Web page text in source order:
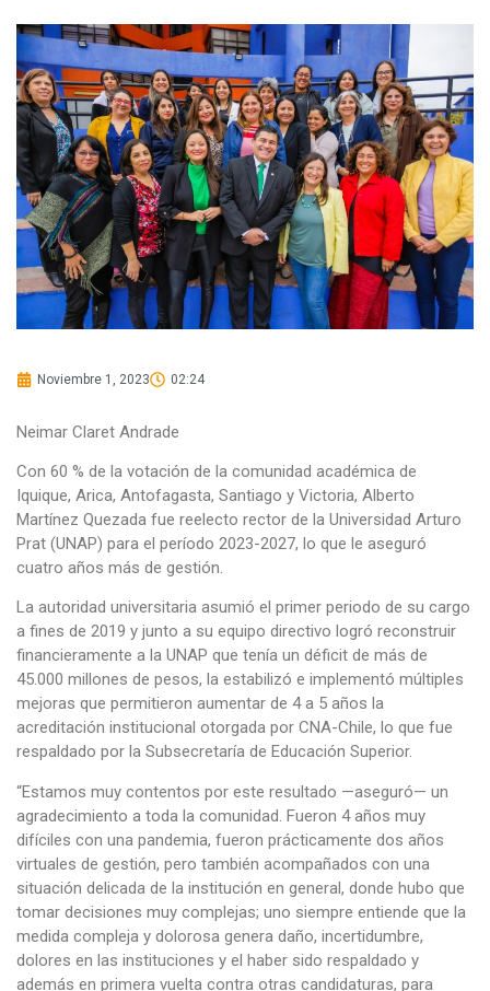
Noviembre 1, 2023 02:24
Neimar Claret Andrade
Con 60 % de la votación de la comunidad académica de
Iquique, Arica, Antofagasta, Santiago y Victoria, Alberto
Martínez Quezada fue reelecto rector de la Universidad Arturo
Prat (UNAP) para el período 2023-2027, lo que le aseguró
cuatro años más de gestión.
La autoridad universitaria asumió el primer periodo de su cargo
a fines de 2019 y junto a su equipo directivo logró reconstruir
financieramente a la UNAP que tenía un déficit de más de
45.000 millones de pesos, la estabilizó e implementó múltiples
mejoras que permitieron aumentar de 4 a 5 años la
acreditación institucional otorgada por CNA-Chile, lo que fue
respaldado por la Subsecretaría de Educación Superior.
“Estamos muy contentos por este resultado —aseguró— un
agradecimiento a toda la comunidad. Fueron 4 años muy
difíciles con una pandemia, fueron prácticamente dos años
virtuales de gestión, pero también acompañados con una
situación delicada de la institución en general, donde hubo que
tomar decisiones muy complejas; uno siempre entiende que la
medida compleja y dolorosa genera daño, incertidumbre,
dolores en las instituciones y el haber sido respaldado y
además en primera vuelta contra otras candidaturas, para